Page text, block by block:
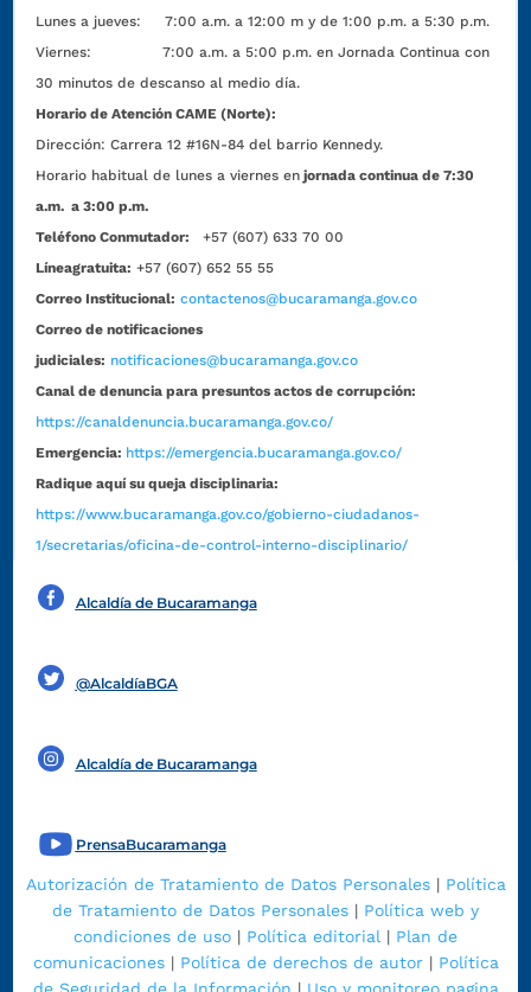
Lunes a jueves: 7:00 a.m. a 12:00 m y de 1:00 p.m. a 5:30 p.m.
Viernes: 7:00 a.m. a 5:00 p.m. en Jornada Continua con
30 minutos de descanso al medio día.
Horario de Atención CAME (Norte):
Dirección:Carrera 12 #16N-84 del barrio Kennedy.
Horario habitual de lunes a viernes en jornada continua de 7:30
a.m. a 3:00 p.m.
Teléfono Conmutador:
+57 (607) 633 70 00
Líneagratuita: +57 (607) 652 55 55
Correo Institucional: contactenos@bucaramanga.gov.co
Correo de notificaciones
judiciales: notificaciones@bucaramanga.gov.co
Canal de denuncia para presuntos actos de corrupción:
https://canaldenuncia.bucaramanga.gov.co/
Emergencia: https://emergencia.bucaramanga.gov.co/
Radique aquí su queja disciplinaria:
https://www.bucaramanga.gov.co/gobierno-ciudadanos-
1/secretarias/oficina-de-control-interno-disciplinario/
Alcaldía de Bucaramanga
@AlcaldíaBGA
Alcaldía de Bucaramanga
PrensaBucaramanga
Autorización de Tratamiento de Datos Personales| Política
de Tratamiento de Datos Personales | Política web y
condiciones de uso | Política editorial | Plan de
comunicaciones| Política de derechos de autor| Política
de Seguridad de la Información | Uso y monitoreo pagina